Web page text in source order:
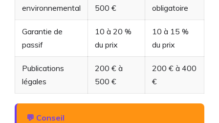
environnemental
500 €
obligatoire
Garantie de
passif
10 à 20 %
du prix
10 à 15 %
du prix
Publications
légales
200 € à
500 €
200 € à 400
€
💬 Conseil